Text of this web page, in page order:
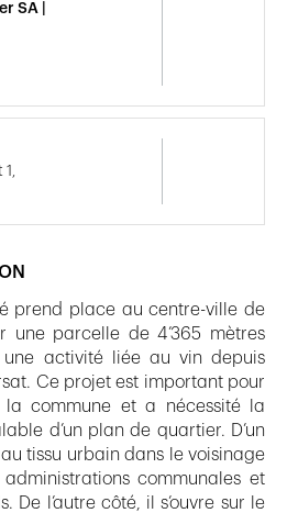
prend place au centre-ville de
une parcelle de 4’365 mètres
activité liée au vin depuis
Ce projet est important pour
la commune et a nécessité la
d’un plan de quartier. D’un
tissu urbain dans le voisinage
communales et
De l’autre côté, il s’ouvre sur le
SA |